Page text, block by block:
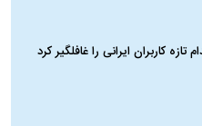
تازه کاربران ایرانی را غافلگیر کرد